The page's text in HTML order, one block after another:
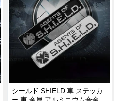
シールド SHIELD 車 ステッカ